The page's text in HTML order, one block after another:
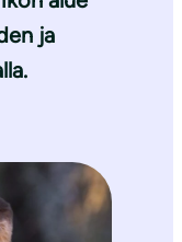
ja